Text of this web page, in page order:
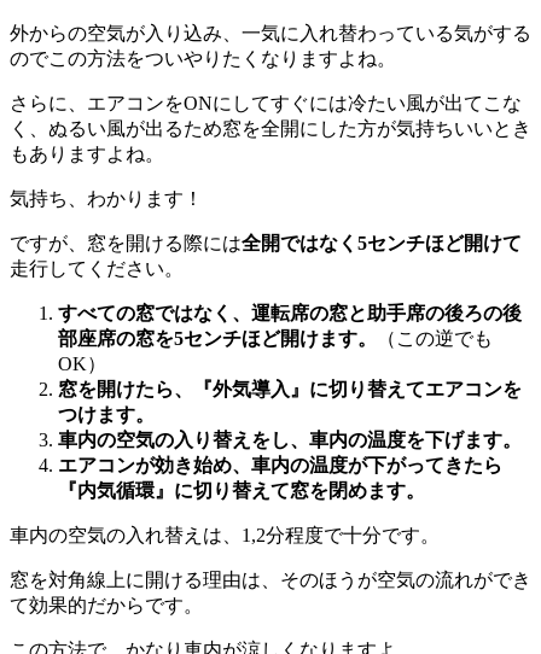
外からの空気が入り込み、一気に入れ替わっている気がする
のでこの方法をついやりたくなりますよね。
さらに、エアコンをONにしてすぐには冷たい風が出てこな
く、ぬるい風が出るため窓を全開にした方が気持ちいいとき
もありますよね。
気持ち、わかります！
ですが、窓を開ける際には全開ではなく5センチほど開けて
走行してください。
すべての窓ではなく、運転席の窓と助手席の後ろの後
部座席の窓を5センチほど開けます。
（この逆でも
OK）
窓を開けたら、『外気導入』に切り替えてエアコンを
つけます。
車内の空気の入り替えをし、車内の温度を下げます。
エアコンが効き始め、車内の温度が下がってきたら
『内気循環』に切り替えて窓を閉めます。
車内の空気の入れ替えは、1,2分程度で十分です。
窓を対角線上に開ける理由は、そのほうが空気の流れができ
て効果的だからです。
この方法で、かなり車内が涼しくなりますよ。